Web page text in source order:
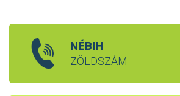
NÉBIH
ZÖLDSZÁM